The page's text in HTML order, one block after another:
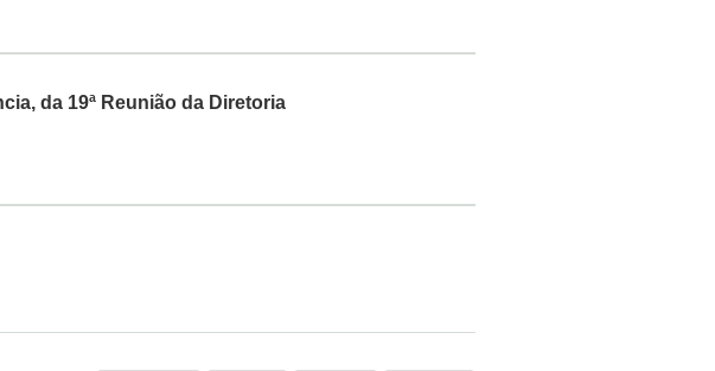
da 19ª Reunião da Diretoria